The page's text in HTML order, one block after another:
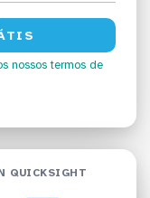
nossos termos de
QUICKSIGHT